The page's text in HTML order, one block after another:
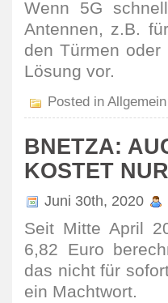
Wenn 5G
Antennen, z.B.
den Türmen
Lösung vor.
Posted in Allgemein
BNETZA:
KOSTET
Juni 30th, 2020
Seit Mitte April
6,82 Euro
das nicht für
ein Macht­wort.